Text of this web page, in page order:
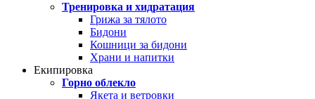
Тренировка и хидратация
Грижа за тялото
Бидони
Кошници за бидони
Храни и напитки
Екипировка
Горно облекло
Якета и ветровки